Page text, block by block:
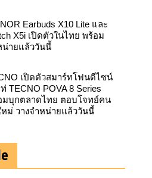
Earbuds X10 Lite และ
X5i เปิดตัวในไทย พร้อม
น่ายแล้ววันนี้
เปิดตัวสมาร์ทโฟนดีไซน์
TECNO POVA 8 Series
มบุกตลาดไทย ตอบโจทย์คน
หม่ วางจำหน่ายแล้ววันนี้